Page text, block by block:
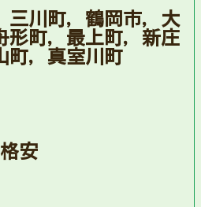
三川町，鶴岡市，大
形町，最上町，新庄
町，真室川町
安